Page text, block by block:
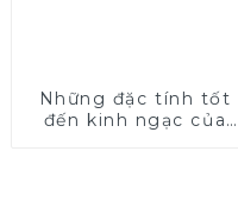
Những đặc tính tốt
đến kinh ngạc của